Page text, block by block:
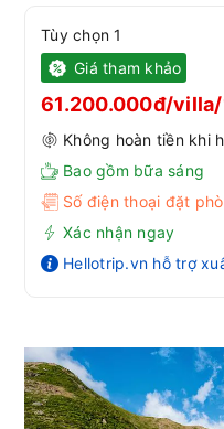
Tùy chọn 1
Giá tham khảo
61.200.000đ/villa/
Không hoàn tiền khi
Bao gồm bữa sáng
Số điện thoại đặt
Xác nhận ngay
Hellotrip.vn hỗ trợ